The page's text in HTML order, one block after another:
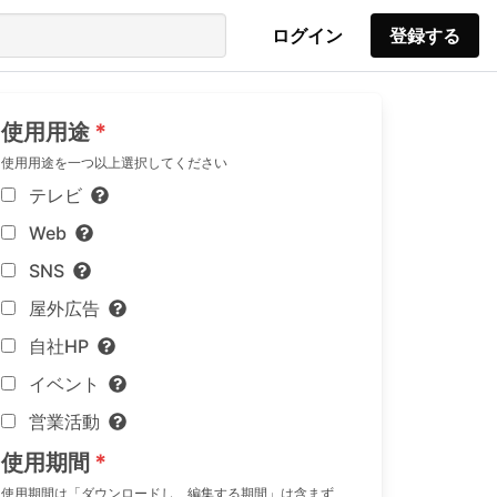
ログイン 登録する
使用用途
使用用途を一つ以上選択してください
テレビ
Web
SNS
屋外広告
自社HP
イベント
営業活動
使用期間
使用期間は「ダウンロードし、編集する期間」は含まず